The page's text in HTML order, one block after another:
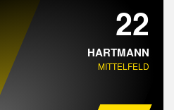
22
HARTMANN
MITTELFELD